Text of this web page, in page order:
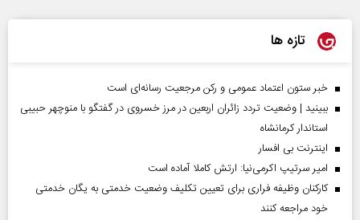
تازه ها
خبر ستون اعتماد عمومی و رکن مرجعیت رسانه‌ای است
ببینید | وضعیت تردد زائران اربعین در مرز خسروی در گفتگو با منوچهر حبیبی
استاندار کرمانشاه
اینترنت بی افسار
امیر سرتیپ اکرمی‌نیا: ارتش کاملا آماده است
کارکنان وظیفه فراری برای تعیین تکلیف وضعیت خدمتی به یگان خدمتی
خود مراجعه کنند